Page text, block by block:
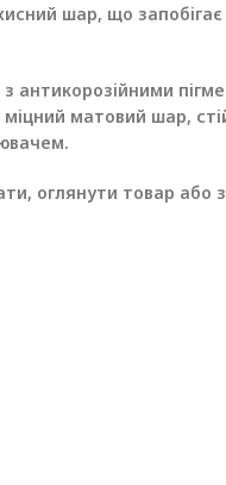
шар, що
з антикорозійними
матовий шар,
оглянути товар або